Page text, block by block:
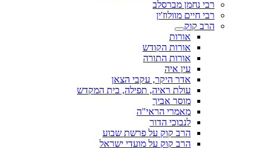
רבי נחמן מברסלב
רבי חיים מוולוז'ין
הרב קוק
אורות
אורות הקודש
אורות התורה
עין איה
אדר היקר, עקבי הצאן
עולת ראיה, תפילה, בית המקדש
מוסר אביך
מאמרי הראי"ה
לנבוכי הדור
הרב קוק על פרשת שבוע
הרב קוק על מועדי ישראל